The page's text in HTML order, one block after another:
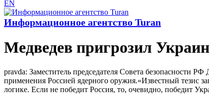
EN
Информационное агентство Turan
Медведев пригрозил
pravda: Заместитель председателя Совета безопасности
применения Россией ядерного оружия.«Известный тезис
логике. Если не победит Россия, то, очевидно, победит